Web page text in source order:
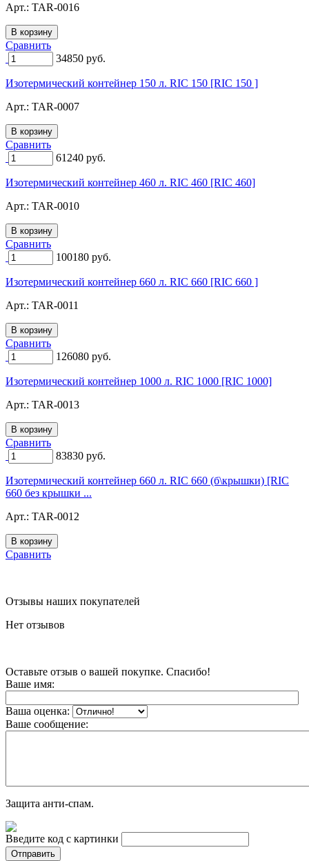
Арт.: TAR-0016
Сравнить
34850 руб.
Изотермический контейнер 150 л. RIC 150 [RIC 150 ]
Арт.: TAR-0007
Сравнить
61240 руб.
Изотермический контейнер 460 л. RIC 460 [RIC 460]
Арт.: TAR-0010
Сравнить
100180 руб.
Изотермический контейнер 660 л. RIC 660 [RIC 660 ]
Арт.: TAR-0011
Сравнить
126080 руб.
Изотермический контейнер 1000 л. RIC 1000 [RIC 1000]
Арт.: TAR-0013
Сравнить
83830 руб.
Изотермический контейнер 660 л. RIC 660 (б\крышки) [RIC
660 без крышки ...
Арт.: TAR-0012
Сравнить
Отзывы наших покупателей
Нет отзывов
Оставьте отзыв о вашей покупке. Спасибо!
Ваше имя:
Ваша оценка:
Ваше сообщение:
Защита анти-спам.
Введите код с картинки